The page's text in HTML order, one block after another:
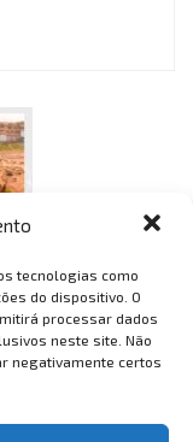
tecnologias como
do dispositivo. O
processar dados
neste site. Não
negativamente certos